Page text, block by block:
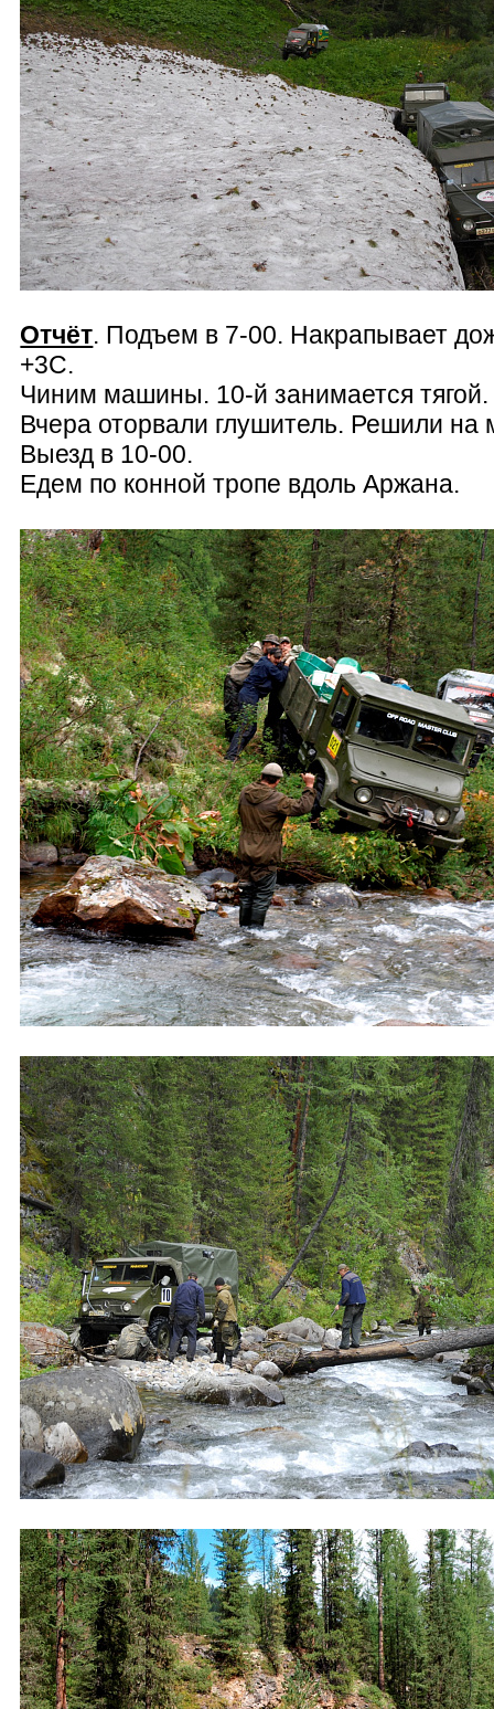
Отчёт. Подъем в 7-00. Накрапывает
+3С.
Чиним машины. 10-й занимается
Вчера оторвали глушитель. Решили на
Выезд в 10-00.
Едем по конной тропе вдоль Аржана.